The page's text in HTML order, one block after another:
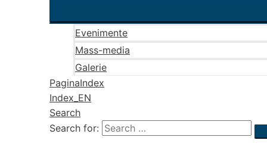
Evenimente
Mass-media
Galerie
PaginaIndex
Index_EN
Search
Search for: